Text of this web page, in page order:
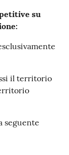
su
il territorio
seguente